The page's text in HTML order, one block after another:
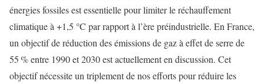
énergies fossiles est essentielle pour limiter le réchauffement
climatique à +1,5 °C par rapport à l’ère préindustrielle. En France,
un objectif de réduction des émissions de gaz à effet de serre de
55 % entre 1990 et 2030 est actuellement en discussion. Cet
objectif nécessite un triplement de nos efforts pour réduire les